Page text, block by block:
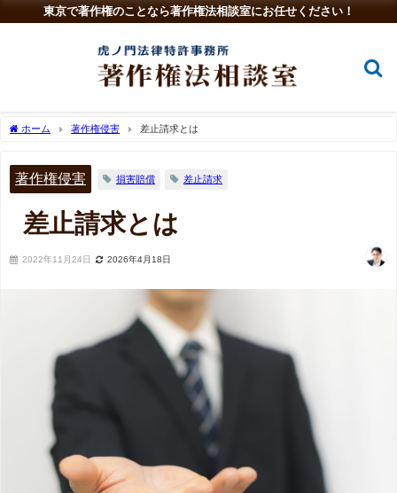
東京で著作権のことなら著作権法相談室にお任せください！
ホーム 著作権侵害 差止請求とは
著作権侵害 損害賠償 差止請求
差止請求とは
2022年11月24日 2026年4月18日